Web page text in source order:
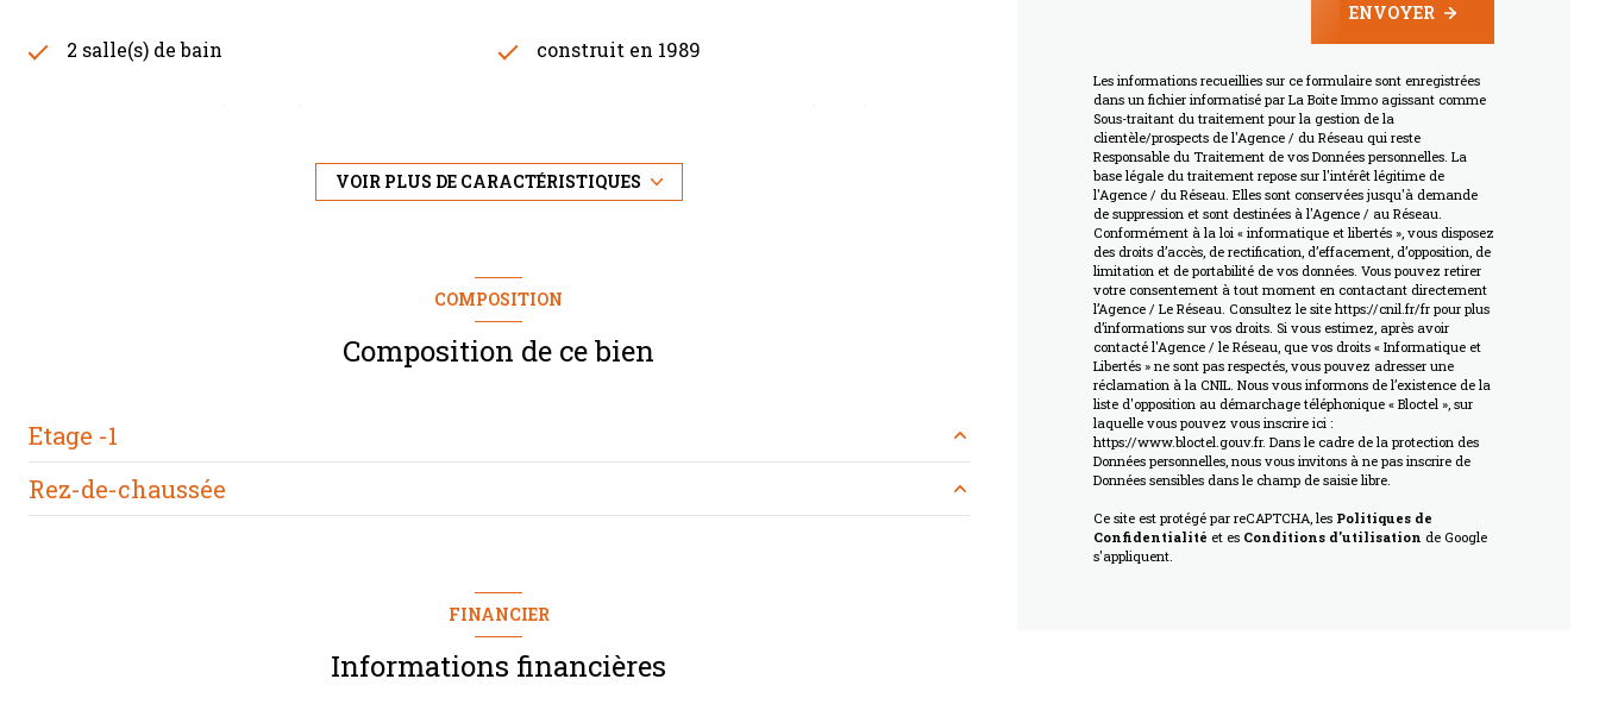
2 salle(s) de bain construit en 1989
cuisine séparée (équipée) Chauffage individuel : autre (autre)
exposition Ouest
arboré
VOIR PLUS DE CARACTÉRISTIQUES
COMPOSITION
Composition de ce bien
Etage -1
salon/sejour
Rez-de-chaussée
FINANCIER
Informations financières
ENVOYER
Les informations recueillies sur ce formulaire sont enregistrées
dans un fichier informatisé par La Boite Immo agissant comme
Sous-traitant du traitement pour la gestion de la
clientèle/prospects de l'Agence / du Réseau qui reste
Responsable du Traitement de vos Données personnelles. La
base légale du traitement repose sur l'intérêt légitime de
l'Agence / du Réseau. Elles sont conservées jusqu'à demande
de suppression et sont destinées à l'Agence / au Réseau.
Conformément à la loi « informatique et libertés », vous disposez
des droits d’accès, de rectification, d’effacement, d’opposition, de
limitation et de portabilité de vos données. Vous pouvez retirer
votre consentement à tout moment en contactant directement
l’Agence / Le Réseau. Consultez le site https://cnil.fr/frpour plus
d’informations sur vos droits. Si vous estimez, après avoir
contacté l'Agence / le Réseau, que vos droits « Informatique et
Libertés » ne sont pas respectés, vous pouvez adresser une
réclamation à la CNIL. Nous vous informons de l’existence de la
liste d'opposition au démarchage téléphonique « Bloctel », sur
laquelle vous pouvez vous inscrire ici :
https://www.bloctel.gouv.fr. Dans le cadre de la protection des
Données personnelles, nous vous invitons à ne pas inscrire de
Données sensibles dans le champ de saisie libre.
Ce site est protégé par reCAPTCHA, les Politiques de
Confidentialité et es Conditions d'utilisation de Google
s'appliquent.